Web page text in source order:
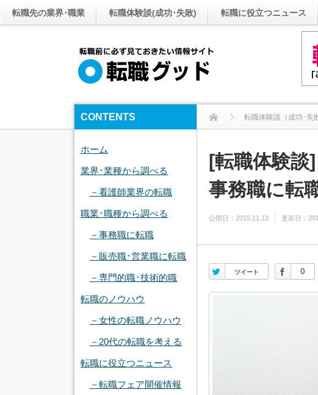
転職先の業界･職業 転職体験談(成功･失敗) 転職に役立つニュース
転職体験談（成功･失
[転職体験談
事務職に転
公開日： 2015.11.13 更新日：
ツイート
Twitter 0
CONTENTS
ホーム
業界･業種から調べる
－看護師業界の転職
職業･職種から調べる
－事務職に転職
－販売職･営業職に転職
－専門的職･技術的職
転職のノウハウ
－女性の転職ノウハウ
－20代の転職を考える
転職に役立つニュース
－転職フェア開催情報